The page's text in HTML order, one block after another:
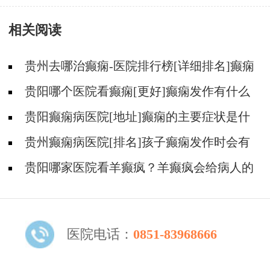
相关阅读
贵州去哪治癫痫-医院排行榜[详细排名]癫痫
会导致病人精神失常吗?
贵阳哪个医院看癫痫[更好]癫痫发作有什么
症状表现?
贵阳癫痫病医院[地址]癫痫的主要症状是什
么?贵州癫痫病医院[排名]孩子癫痫发作时会有
什么症状?
贵阳哪家医院看羊癫疯？羊癫疯会给病人的
医院电话： 0851-83968666